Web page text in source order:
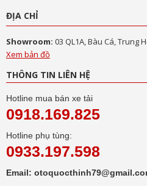
ĐỊA CHỈ
Showroom: 03 QL1A, Bàu Cá, Trung
Xem bản đồ
THÔNG TIN LIÊN HỆ
Hotline mua bán xe tải
0918.169.825
Hotline phụ tùng:
0933.197.598
Email: